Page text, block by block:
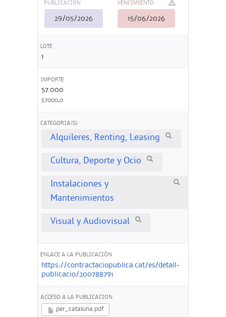
PUBLICACIÓN
29/05/2026
VENCIMIENTO
15/06/2026
LOTE
1
IMPORTE
57.000
57000,0
CATEGORIA(S)
Alquileres, Renting, Leasing
Cultura, Deporte y Ocio
Instalaciones y
Mantenimientos
Visual y Audiovisual
ENLACE A LA PUBLICACIÓN
https://contractaciopublica.cat/es/detall-
publicacio/300788791
ACCESO A LA PUBLICACION
per_cataluna.pdf